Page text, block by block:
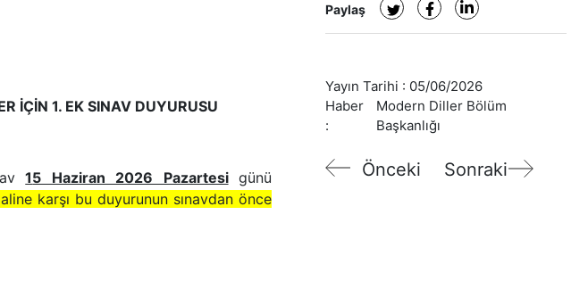
İÇİN 1. EK SINAV DUYURUSU
15 Haziran 2026 Pazartesi günü
karşı bu duyurunun sınavdan önce
Paylaş
Yayın Tarihi : 05/06/2026
Haber
:
Modern Diller Bölüm
Başkanlığı
Önceki Sonraki